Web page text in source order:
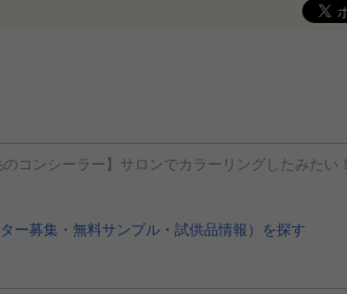
のコンシーラー】サロンでカラーリングしたみたい
ー募集・無料サンプル・試供品情報）を探す